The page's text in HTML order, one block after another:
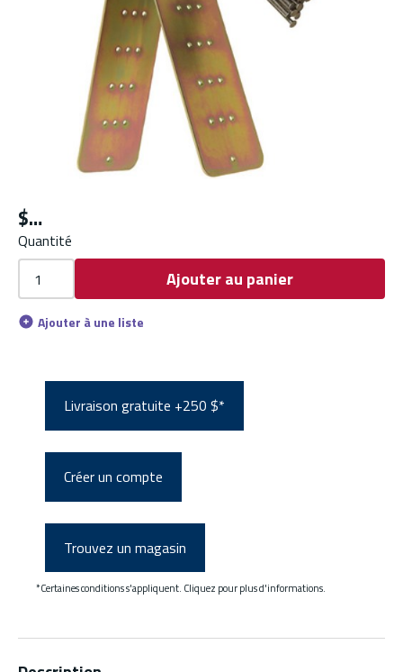
$
Quantité
Ajouter au panier
Ajouter à une liste
Livraison gratuite +250 $*
Créer un compte
Trouvez un magasin
*Certaines conditions s'appliquent. Cliquez pour plus d'informations.